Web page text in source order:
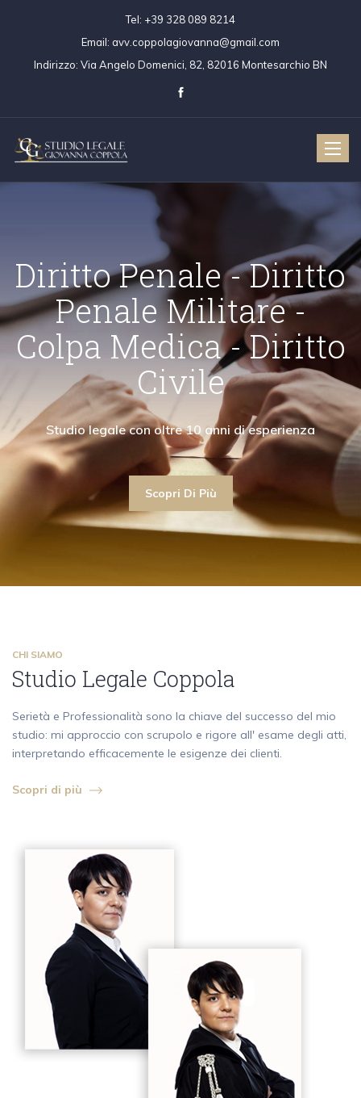
Tel: +39 328 089 8214
Email: avv.coppolagiovanna@gmail.com
Indirizzo: Via Angelo Domenici, 82, 82016 Montesarchio BN
Toggle
Civile
"Collaboro con avvocati civilisti garantendo la
assistenza anche nell'ambito del diritto civile"
Scopri Di Più
Diritto Penale -
Penale Militare
Colpa Medica -
Civile
Studio legale con oltre 10
Diritto Penale
"La mia attività di avvocato ruota attorno ai
contenziosi e alle consulenze in diritto penale"
Scopri Di Più
Colpa MedicaDiritto Penale
Scopri Di Più
"Collaboro con
massima
Scopri Di Più
CHI SIAMO
Studio Legale Coppola
Serietà e Professionalità sono la chiave del successo del mio
studio: mi approccio con scrupolo e rigore all' esame degli atti,
interpretando efficacemente le esigenze dei clienti.
Scopri di più